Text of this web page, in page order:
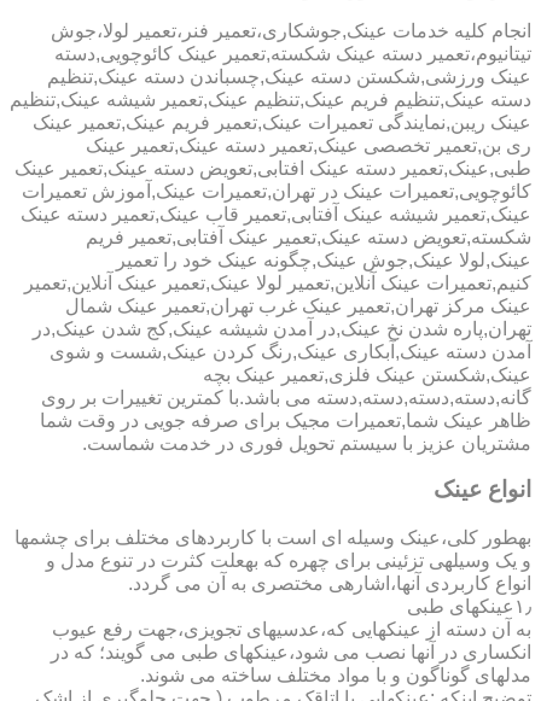
انجام کلیه خدمات عینک,جوشکاری،تعمیر فنر،تعمیر لولا،جوش
تیتانیوم،تعمیر دسته عینک شکسته,تعمیر عینک کائوچویی,دسته
عینک ورزشی,شکستن دسته عینک,چسباندن دسته عینک,تنظیم
دسته عینک,تنظیم فریم عینک,تنظیم عینک,تعمیر شیشه عینک,تنظیم
عینک ریبن,نمایندگی تعمیرات عینک,تعمیر فریم عینک,تعمیر عینک
ری بن,تعمیر تخصصی عینک,تعمیر دسته عینک,تعمیر عینک
طبی,عینک,تعمیر دسته عینک افتابی,تعویض دسته عینک,تعمیر عینک
کائوچویی,تعمیرات عینک در تهران,تعمیرات عینک,آموزش تعمیرات
عینک,تعمیر شیشه عینک آفتابی,تعمیر قاب عینک,تعمیر دسته عینک
شکسته,تعویض دسته عینک,تعمیر عینک آفتابی,تعمیر فریم
عینک,لولا عینک,جوش عینک,چگونه عینک خود را تعمیر
کنیم,تعمیرات عینک آنلاین,تعمیر لولا عینک,تعمیر عینک آنلاین,تعمیر
عینک مرکز تهران,تعمیر عینک غرب تهران,تعمیر عینک شمال
تهران,پاره شدن نخ عینک,در آمدن شیشه عینک,کج شدن عینک,در
آمدن دسته عینک,آبکاری عینک,رنگ کردن عینک,شست و شوی
عینک,شکستن عینک فلزی,تعمیر عینک بچه
گانه,دسته,دسته,دسته,دسته می باشد.با کمترین تغییرات بر روی
ظاهر عینک شما,تعمیرات مجیک برای صرفه جویی در وقت شما
مشتریان عزیز با سیستم تحویل فوری در خدمت شماست.
انواع عینک
به­طور کلی،عینک وسیله ای است با کاربردهای مختلف برای چشمها
و یک وسیله­ی تزئینی برای چهره که به­علت کثرت در تنوع مدل و
انواع کاربردی آنها،اشاره­ی مختصری به آن می گردد.
۱٫عینکهای طبی
به آن دسته از عینکهایی که،عدسیهای تجویزی،جهت رفع عیوب
انکساری در آنها نصب می شود،عینکهای طبی می گویند؛ که در
مدلهای گوناگون و با مواد مختلف ساخته می شوند.